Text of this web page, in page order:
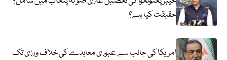
حقیقت کیا ہے؟
امریکا کی جانب سے عبوری معاہدے کی خلاف ورزی تک